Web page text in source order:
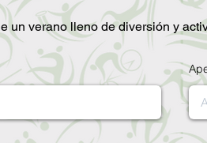
un verano lleno de diversión y